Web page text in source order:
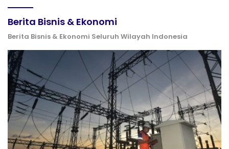
Berita Bisnis & Ekonomi
Berita Bisnis & Ekonomi Seluruh Wilayah Indonesia